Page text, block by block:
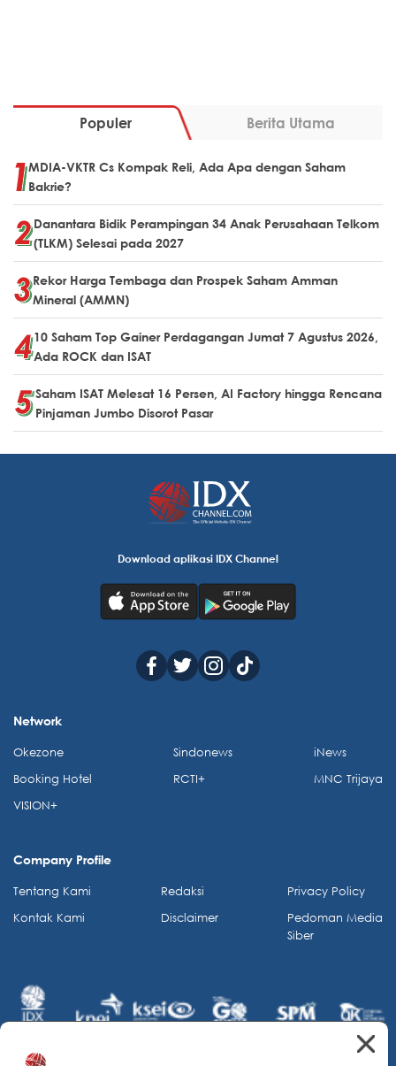
Populer Berita Utama
MDIA-VKTR Cs Kompak Reli, Ada Apa dengan Saham
Bakrie?
Danantara Bidik Perampingan 34 Anak Perusahaan Telkom
(TLKM) Selesai pada 2027
Rekor Harga Tembaga dan Prospek Saham Amman
Mineral (AMMN)
10 Saham Top Gainer Perdagangan Jumat 7 Agustus 2026,
Ada ROCK dan ISAT
Saham ISAT Melesat 16 Persen, AI Factory hingga Rencana
Pinjaman Jumbo Disorot Pasar
Download aplikasi IDX Channel
Network
Okezone
Booking Hotel
VISION+
Sindonews
RCTI+
iNews
MNC Trijaya
Company Profile
Tentang Kami
Kontak Kami
Redaksi
Disclaimer
Privacy Policy
Pedoman Media
Siber